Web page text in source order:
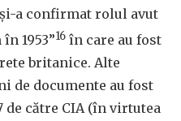
și-a confirmat rolul avut
1953”16 în care au fost
britanice. Alte
de documente au fost
de către CIA (în virtutea